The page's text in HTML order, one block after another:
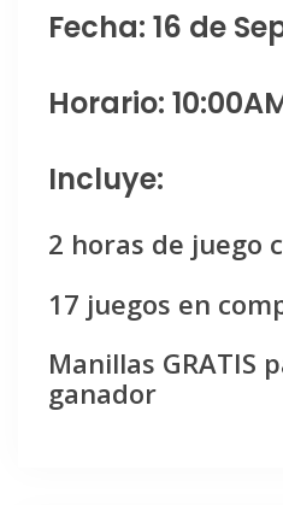
Fecha: 16 de
Horario:
Incluye:
2 horas de juego
17 juegos en
Manillas GRATIS
ganador